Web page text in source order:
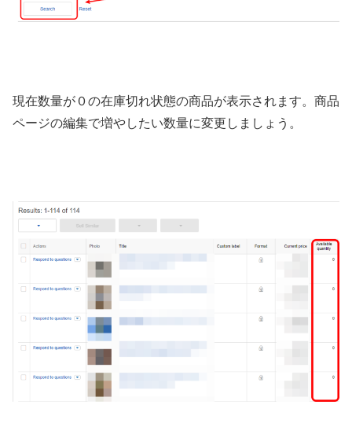
現在数量が０の在庫切れ状態の商品が表示されます。商品
ページの編集で増やしたい数量に変更しましょう。